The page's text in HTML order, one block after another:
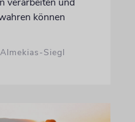
können
Siegl